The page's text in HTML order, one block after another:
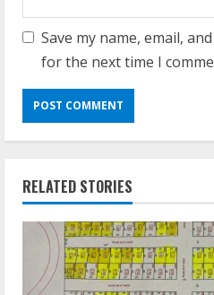
Save my name, email,
for the next time I
RELATED STORIES